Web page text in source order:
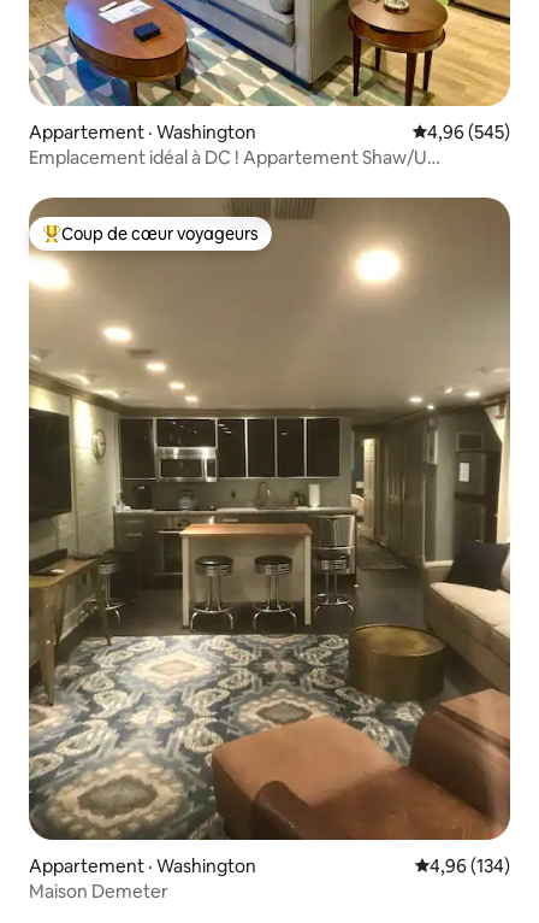
Appartement · Washington Note
4,96 (545)
Emplacement idéal à DC ! Appartement Shaw/U
Coup de cœur voyageurs parmi les plus aimés
Coup de cœur voyageurs
Appartement · Washington Note
4,96 (134)
Maison Demeter